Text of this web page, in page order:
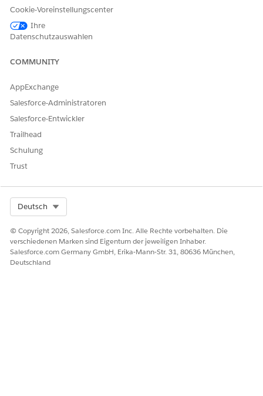
Klicken Sie auf den Namen eines Benutzers.
Klicken Sie unter "Berechtigungssatzzuweisungen" auf
Zuweisungen bearbeiten
Speichern Sie Ihre Änderungen.
SIEHE AUCH:
Tipps: Manage Bulk Permission Set License (PSL)
Assignments for Financial Services Cloud (Verwalten von
Financial Services Cloud)
KONNTEN SIE IHR PROBLEM MITHILFE DIESES ARTIKELS
Geben Sie uns Feedback, damit wir uns verbessern können.
Ja Nein
Cookie-Voreinstellungscenter
Ihre
Datenschutzauswahlen
COMMUNITY
AppExchange
Salesforce-Administratoren
Salesforce-Entwickler
Trailhead
Schulung
Trust
Deutsch
© Copyright 2026, Salesforce.com Inc. Alle Rechte vorbehalten. Die
verschiedenen Marken sind Eigentum der jeweiligen Inhaber.
Salesforce.com Germany GmbH, Erika-Mann-Str. 31, 80636 München,
Deutschland